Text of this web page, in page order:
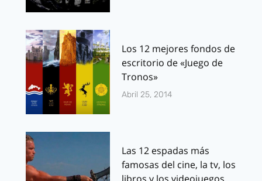
Los 12 mejores fondos de
escritorio de «Juego de
Tronos»
Abril 25, 2014
Las 12 espadas más
famosas del cine, la tv, los